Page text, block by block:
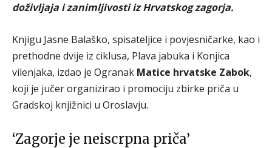
doživljaja i zanimljivosti iz Hrvatskog zagorja.
Knjigu Jasne Balaško, spisateljice i povjesničarke, kao i
prethodne dvije iz ciklusa, Plava jabuka i Konjica
vilenjaka, izdao je Ogranak Matice hrvatske Zabok,
koji je jučer organizirao i promociju zbirke priča u
Gradskoj knjižnici u Oroslavju.
‘Zagorje je neiscrpna priča’